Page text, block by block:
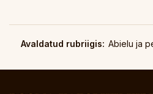
Avaldatud rubriigis: Abielu ja